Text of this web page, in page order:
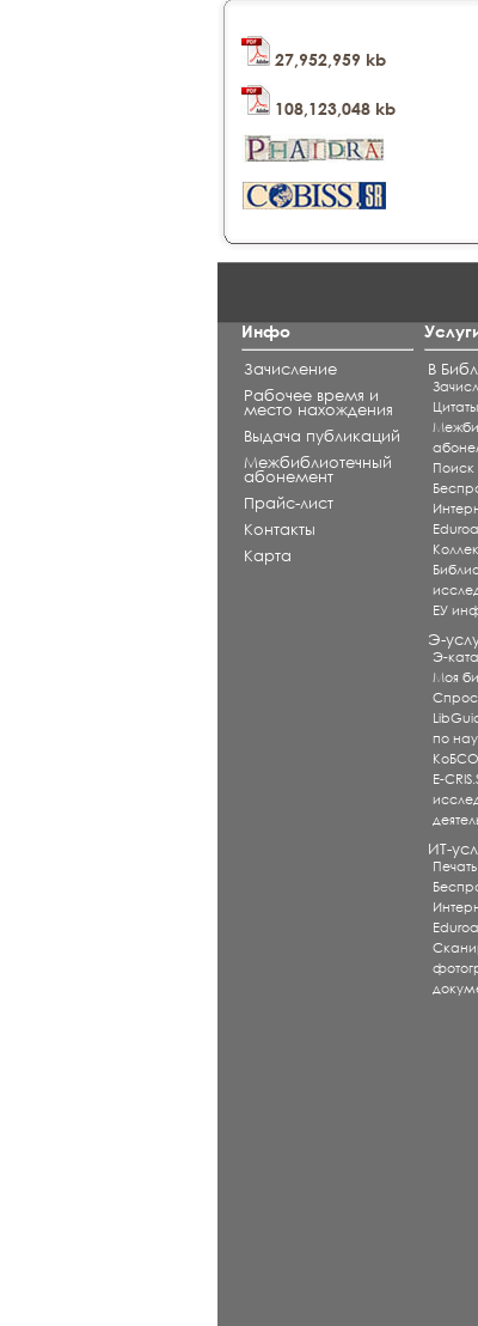
27,952,959 kb
108,123,048 kb
Инфо
Зачисление
Рабочее время и
место нахождения
Выдача публикаций
Межбиблиотечный
абонемент
Прайс-лист
Контакты
Карта
В
Цитаты
Поиск
ЕУ
Э-
Э-
Моя
по
E-
ИТ-